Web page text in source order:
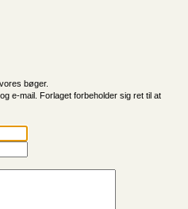
bøger.
e-mail. Forlaget forbeholder sig ret til at